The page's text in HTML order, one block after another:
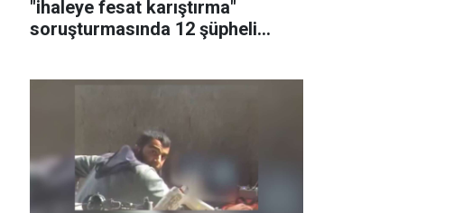
"ihaleye fesat karıştırma"
soruşturmasında 12 şüpheli